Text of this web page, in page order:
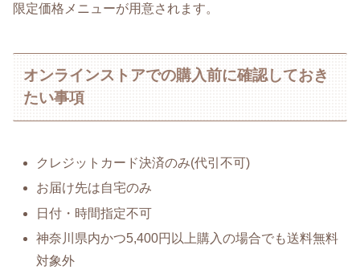
限定価格メニューが用意されます。
オンラインストアでの購入前に確認しておき
たい事項
クレジットカード決済のみ(代引不可)
お届け先は自宅のみ
日付・時間指定不可
神奈川県内かつ5,400円以上購入の場合でも送料無料
対象外